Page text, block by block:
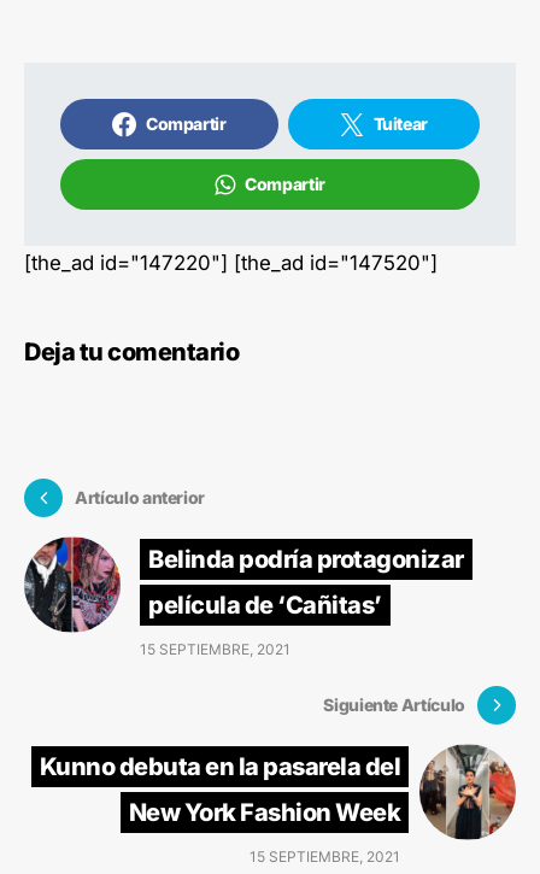
Compartir Tuitear
Compartir
[the_ad id="147220"] [the_ad id="147520"]
Deja tu comentario
Artículo anterior
Belinda podría protagonizar
película de ‘Cañitas’
15 SEPTIEMBRE, 2021
Siguiente Artículo
Kunno debuta en la pasarela del
New York Fashion Week
15 SEPTIEMBRE, 2021